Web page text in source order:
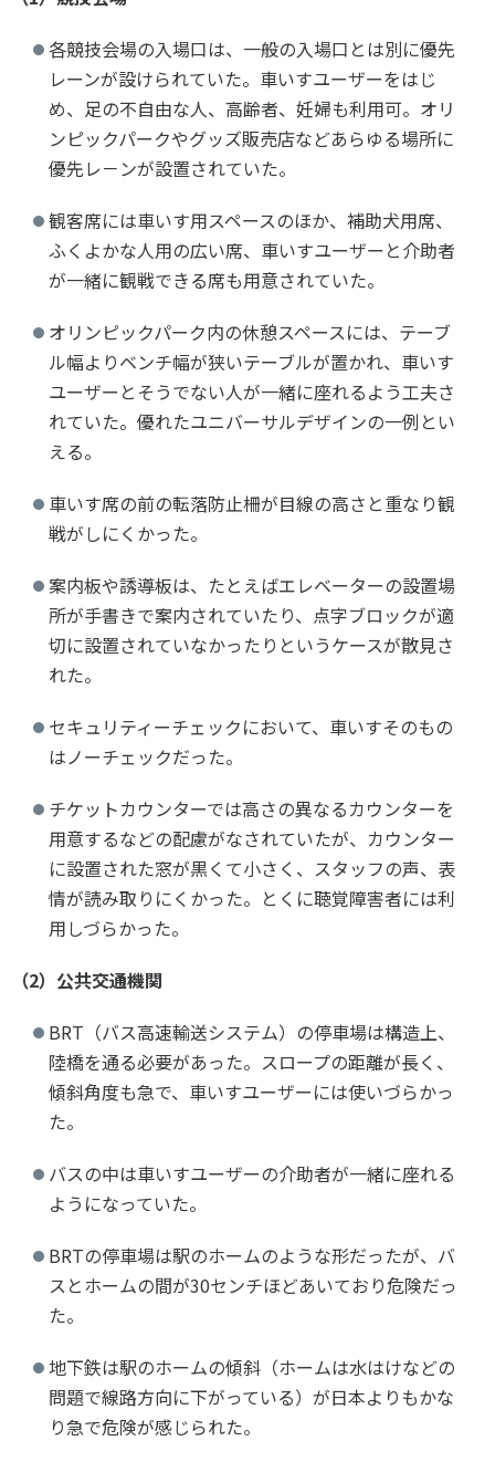
各競技会場の入場口は、一般の入場口とは別に優先
レーンが設けられていた。車いすユーザーをはじ
め、足の不自由な人、高齢者、妊婦も利用可。オリ
ンピックパークやグッズ販売店などあらゆる場所に
優先レ－ンが設置されていた。
観客席には車いす用スペースのほか、補助犬用席、
ふくよかな人用の広い席、車いすユーザーと介助者
が一緒に観戦できる席も用意されていた。
オリンピックパーク内の休憩スペースには、テーブ
ル幅よりベンチ幅が狭いテーブルが置かれ、車いす
ユーザーとそうでない人が一緒に座れるよう工夫さ
れていた。優れたユニバーサルデザインの一例とい
える。
車いす席の前の転落防止柵が目線の高さと重なり観
戦がしにくかった。
案内板や誘導板は、たとえばエレベーターの設置場
所が手書きで案内されていたり、点字ブロックが適
切に設置されていなかったりというケースが散見さ
れた。
セキュリティーチェックにおいて、車いすそのもの
はノーチェックだった。
チケットカウンターでは高さの異なるカウンターを
用意するなどの配慮がなされていたが、カウンター
に設置された窓が黒くて小さく、スタッフの声、表
情が読み取りにくかった。とくに聴覚障害者には利
用しづらかった。
（2）公共交通機関
BRT（バス高速輸送システム）の停車場は構造上、
陸橋を通る必要があった。スロープの距離が長く、
傾斜角度も急で、車いすユーザーには使いづらかっ
た。
バスの中は車いすユーザーの介助者が一緒に座れる
ようになっていた。
BRTの停車場は駅のホームのような形だったが、バ
スとホームの間が30センチほどあいており危険だっ
た。
地下鉄は駅のホームの傾斜（ホームは水はけなどの
問題で線路方向に下がっている）が日本よりもかな
り急で危険が感じられた。